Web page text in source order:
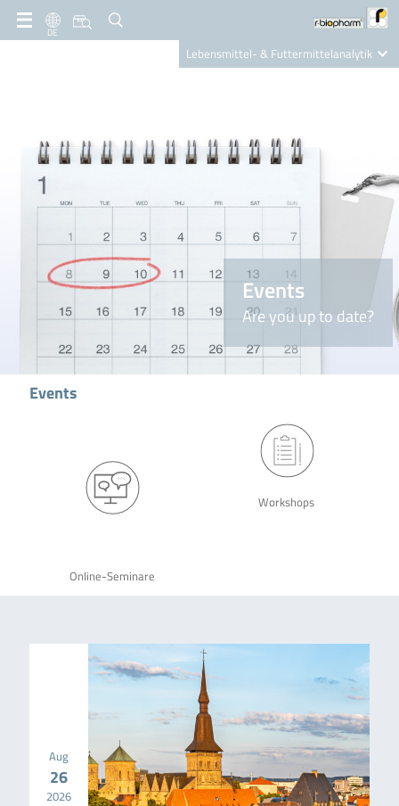
DE
Lebensmittel- & Futtermittelanalytik
Nutrition Care
Events
Are you up to date?
Events
Online-Seminare
Workshops
Aug
26
2026